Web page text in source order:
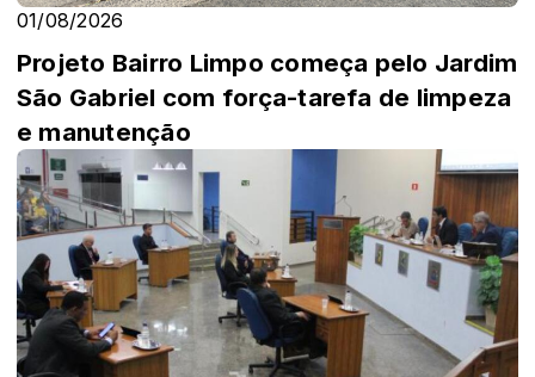
01/08/2026
Projeto Bairro Limpo começa pelo Jardim
São Gabriel com força-tarefa de limpeza
e manutenção